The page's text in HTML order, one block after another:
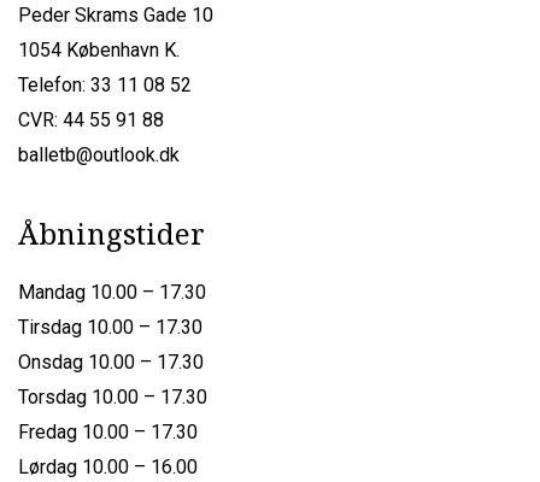
Peder Skrams Gade 10
1054 København K.
Telefon: 33 11 08 52
CVR: 44 55 91 88
balletb@outlook.dk
Åbningstider
Mandag 10.00 – 17.30
Tirsdag 10.00 – 17.30
Onsdag 10.00 – 17.30
Torsdag 10.00 – 17.30
Fredag 10.00 – 17.30
Lørdag 10.00 – 16.00